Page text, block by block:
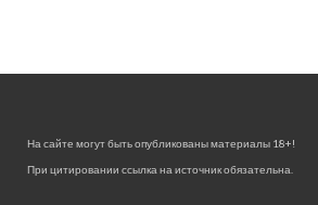
На сайте могут быть опубликованы материалы 18+!
При цитировании ссылка на источник обязательна.